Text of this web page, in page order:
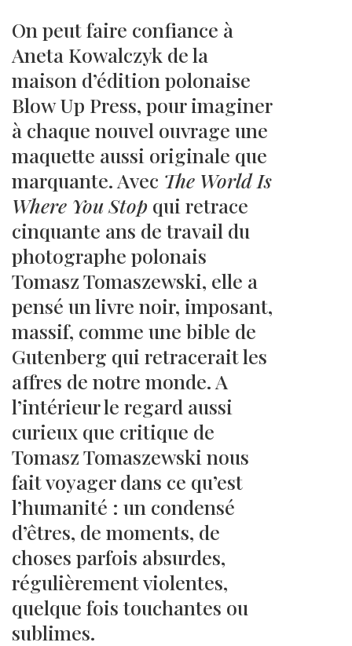
On peut faire confiance à
Aneta Kowalczyk de la
maison d’édition polonaise
Blow Up Press, pour imaginer
à chaque nouvel ouvrage une
maquette aussi originale que
marquante. Avec The World Is
Where You Stop qui retrace
cinquante ans de travail du
photographe polonais
Tomasz Tomaszewski, elle a
pensé un livre noir, imposant,
massif, comme une bible de
Gutenberg qui retracerait les
affres de notre monde. A
l’intérieur le regard aussi
curieux que critique de
Tomasz Tomaszewski nous
fait voyager dans ce qu’est
l’humanité : un condensé
d’êtres, de moments, de
choses parfois absurdes,
régulièrement violentes,
quelque fois touchantes ou
sublimes.